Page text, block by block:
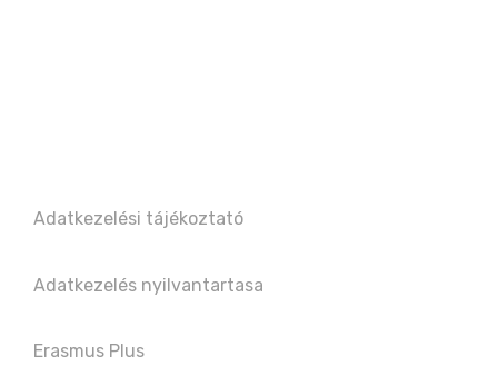
Adatkezelési tájékoztató
Adatkezelés nyilvantartasa
Erasmus Plus